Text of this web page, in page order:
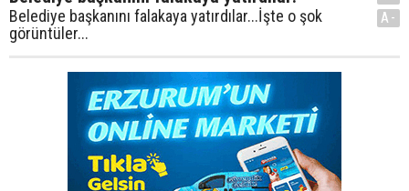
Belediye başkanını falakaya yatırdılar...İşte o şok
görüntüler...
A-